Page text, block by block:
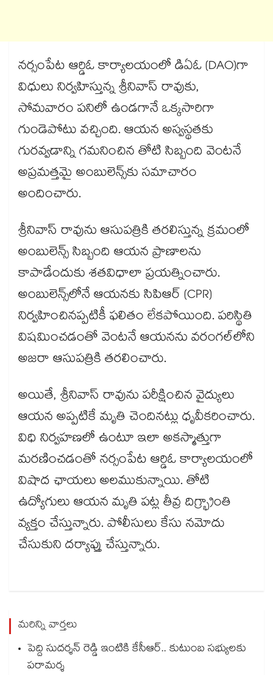
నర్సంపేట ఆర్డిఓ కార్యాలయంలో డిఏఓ (DAO)గా
విధులు నిర్వహిస్తున్న శ్రీనివాస్ రావుకు,
సోమవారం పనిలో ఉండగానే ఒక్కసారిగా
గుండెపోటు వచ్చింది. ఆయన అస్వస్థతకు
గురవ్వడాన్ని గమనించిన తోటి సిబ్బంది వెంటనే
అప్రమత్తమై అంబులెన్స్‌కు సమాచారం
అందించారు.
శ్రీనివాస్ రావును ఆసుపత్రికి తరలిస్తున్న క్రమంలో
అంబులెన్స్ సిబ్బంది ఆయన ప్రాణాలను
కాపాడేందుకు శతవిధాలా ప్రయత్నించారు.
అంబులెన్స్‌లోనే ఆయనకు సిపిఆర్ (CPR)
నిర్వహించినప్పటికీ ఫలితం లేకపోయింది. పరిస్థితి
విషమించడంతో వెంటనే ఆయనను వరంగల్‌లోని
అజరా ఆసుపత్రికి తరలించారు.
అయితే, శ్రీనివాస్ రావును పరీక్షించిన వైద్యులు
ఆయన అప్పటికే మృతి చెందినట్లు ధృవీకరించారు.
విధి నిర్వహణలో ఉంటూ ఇలా అకస్మాత్తుగా
మరణించడంతో నర్సంపేట ఆర్డిఓ కార్యాలయంలో
విషాద ఛాయలు అలముకున్నాయి. తోటి
ఉద్యోగులు ఆయన మృతి పట్ల తీవ్ర దిగ్భ్రాంతి
వ్యక్తం చేస్తున్నారు. పోలీసులు కేసు నమోదు
చేసుకుని దర్యాప్తు చేస్తున్నారు.
మరిన్ని వార్తలు
పెద్ది సుదర్శన్ రెడ్డి ఇంటికి కేసీఆర్.. కుటుంబ సభ్యులకు
పరామర్శ